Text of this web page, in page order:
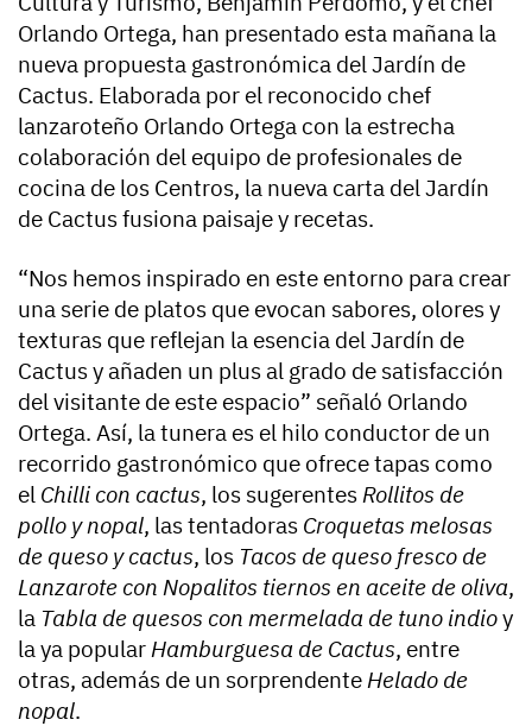
Orlando Ortega, han presentado esta mañana la
nueva propuesta gastronómica del Jardín de
Cactus. Elaborada por el reconocido chef
lanzaroteño Orlando Ortega con la estrecha
colaboración del equipo de profesionales de
cocina de los Centros, la nueva carta del Jardín
de Cactus fusiona paisaje y recetas.
“Nos hemos inspirado en este entorno para crear
una serie de platos que evocan sabores, olores y
texturas que reflejan la esencia del Jardín de
Cactus y añaden un plus al grado de satisfacción
del visitante de este espacio” señaló Orlando
Ortega. Así, la tunera es el hilo conductor de un
recorrido gastronómico que ofrece tapas como
el Chilli con cactus, los sugerentes Rollitos de
pollo y nopal, las tentadoras Croquetas melosas
de queso y cactus, los Tacos de queso fresco de
Lanzarote con Nopalitos tiernos en aceite de oliva,
la Tabla de quesos con mermelada de tuno indioy
la ya popular Hamburguesa de Cactus, entre
otras, además de un sorprendente Helado de
nopal.